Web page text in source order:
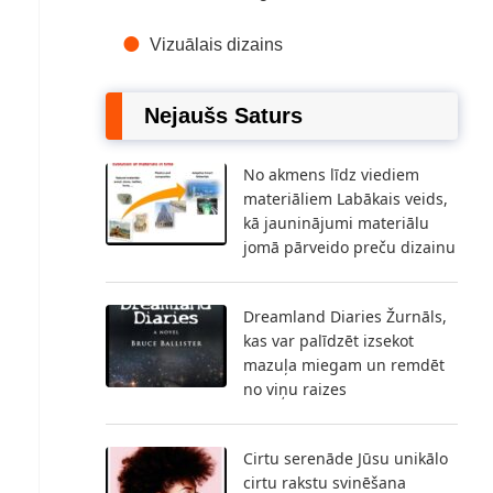
Vizuālais dizains
Nejaušs Saturs
No akmens līdz viediem
materiāliem Labākais veids,
kā jauninājumi materiālu
jomā pārveido preču dizainu
Dreamland Diaries Žurnāls,
kas var palīdzēt izsekot
mazuļa miegam un remdēt
no viņu raizes
Cirtu serenāde Jūsu unikālo
cirtu rakstu svinēšana